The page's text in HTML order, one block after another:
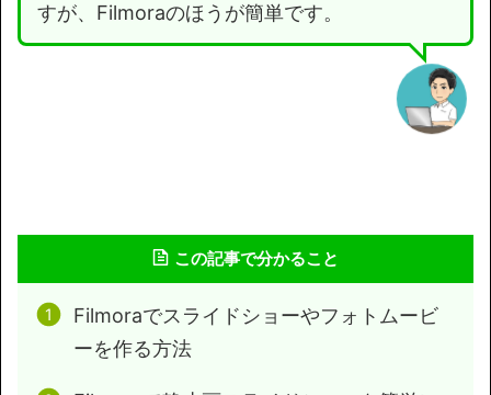
すが、Filmoraのほうが簡単です。
この記事で分かること
Filmoraでスライドショーやフォトムービ
ーを作る方法